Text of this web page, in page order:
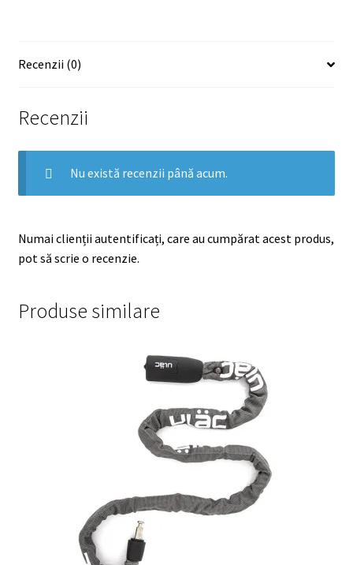
Recenzii (0)
Recenzii
Nu există recenzii până acum.
Numai clienții autentificați, care au cumpărat acest produs,
pot să scrie o recenzie.
Produse similare